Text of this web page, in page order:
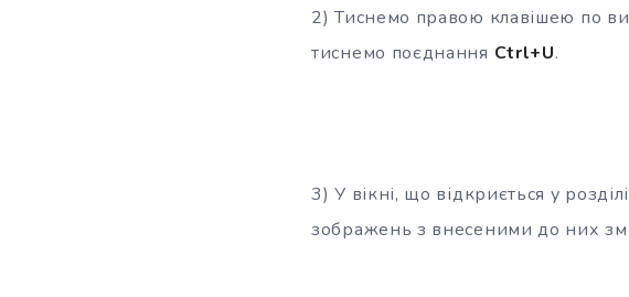
2) Тиснемо правою клавішею по
тиснемо поєднання Ctrl+U.
3) У вікні, що відкриється у
зображень з внесеними до них